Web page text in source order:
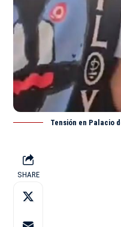
Tensión en Palacio
SHARE